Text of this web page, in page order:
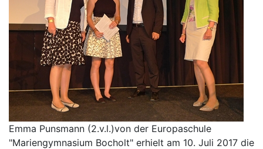
Emma Punsmann (2.v.l.)von der Europaschule
"Mariengymnasium Bocholt" erhielt am 10. Juli 2017 die